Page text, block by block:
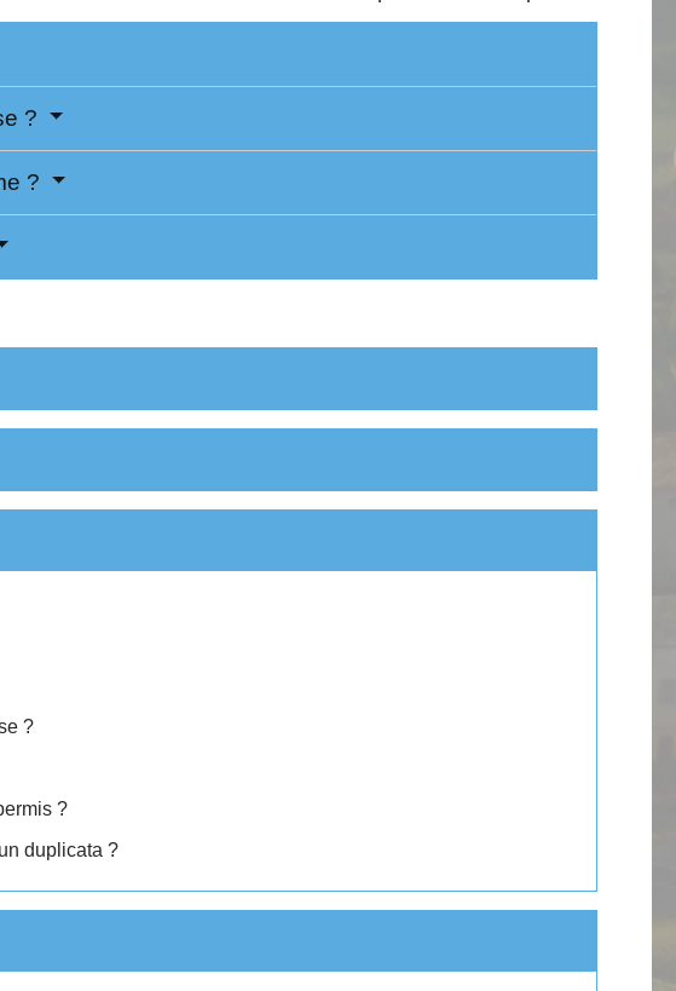
?
?
?
?
duplicata ?